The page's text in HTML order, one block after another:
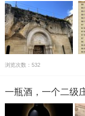
浏览次数：532
一瓶酒，一个二级